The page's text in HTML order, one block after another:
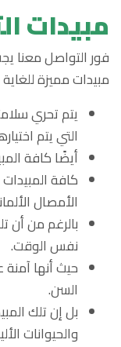
مبيدات
فور التواصل معنا
مبيدات مميزة للغاية
يتم تحري
التي يتم
أيضًا كافة
كافة
الأمصال
بالرغم من أن
نفس الوقت.
حيث أنها
السن.
بل إن تلك
والحيوانات